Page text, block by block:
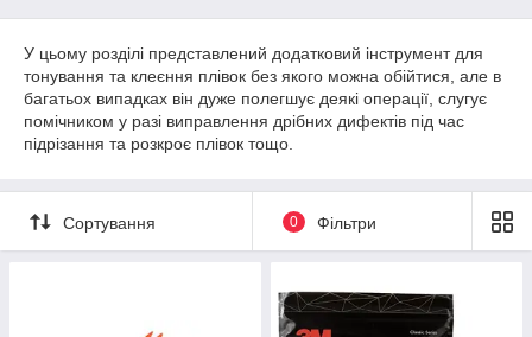
У цьому розділі представлений додатковий інструмент для
тонування та клеєння плівок без якого можна обійтися, але в
багатьох випадках він дуже полегшує деякі операції, слугує
помічником у разі виправлення дрібних дифектів під час
підрізання та розкроє плівок тощо.
Сортування 0 Фільтри